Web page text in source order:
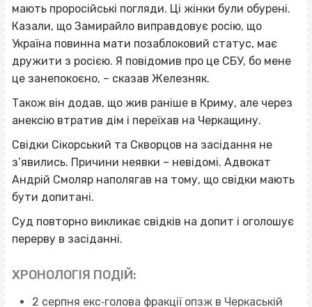
мають проросійські погляди. Ці жінки були обурені.
Казали, що Замирайло виправдовує росію, що
Україна повинна мати позаблоковий статус, має
дружити з росією. Я повідомив про це СБУ, бо мене
це занепокоєно, – сказав Железняк.
Також він додав, що жив раніше в Криму, але через
анексію втратив дім і переїхав на Черкащину.
Свідки Сікорський та Скворцов на засідання не
з’явились. Причини неявки – невідомі. Адвокат
Андрій Смоляр наполягав на тому, що свідки мають
бути допитані.
Суд повторно викликає свідків на допит і оголошує
перерву в засіданні.
ХРОНОЛОГІЯ ПОДІЙ:
2 серпня екс‐голова фракції опзж в Черкаській